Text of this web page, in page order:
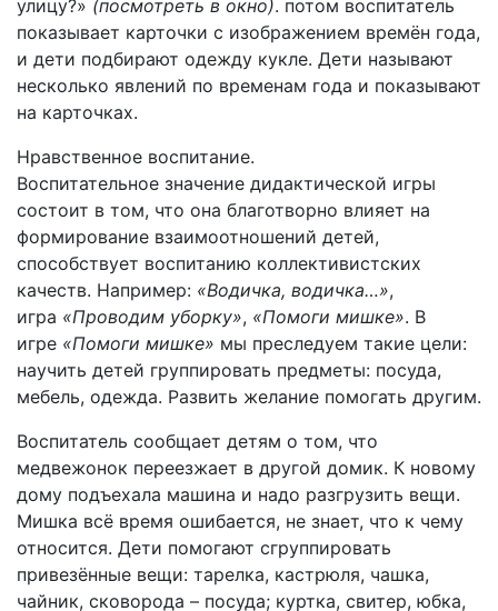
улицу?» (посмотреть в окно). потом воспитатель
показывает карточки с изображением времён года,
и дети подбирают одежду кукле. Дети называют
несколько явлений по временам года и показывают
на карточках.
Нравственное воспитание.
Воспитательное значение дидактической игры
состоит в том, что она благотворно влияет на
формирование взаимоотношений детей,
способствует воспитанию коллективистских
качеств. Например: «Водичка, водичка…»,
игра «Проводим уборку», «Помоги мишке». В
игре «Помоги мишке» мы преследуем такие цели:
научить детей группировать предметы: посуда,
мебель, одежда. Развить желание помогать другим.
Воспитатель сообщает детям о том, что
медвежонок переезжает в другой домик. К новому
дому подъехала машина и надо разгрузить вещи.
Мишка всё время ошибается, не знает, что к чему
относится. Дети помогают сгруппировать
привезённые вещи: тарелка, кастрюля, чашка,
чайник, сковорода – посуда; куртка, свитер, юбка,